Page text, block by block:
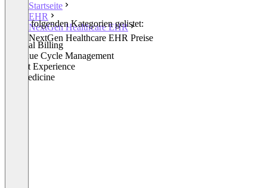
Startseite
EHR
NextGen Healthcare EHR
NextGen Healthcare EHR Preise
In den folgenden Kategorien gelistet:
Medical Billing
Revenue Cycle Management
Patient Experience
Telemedicine